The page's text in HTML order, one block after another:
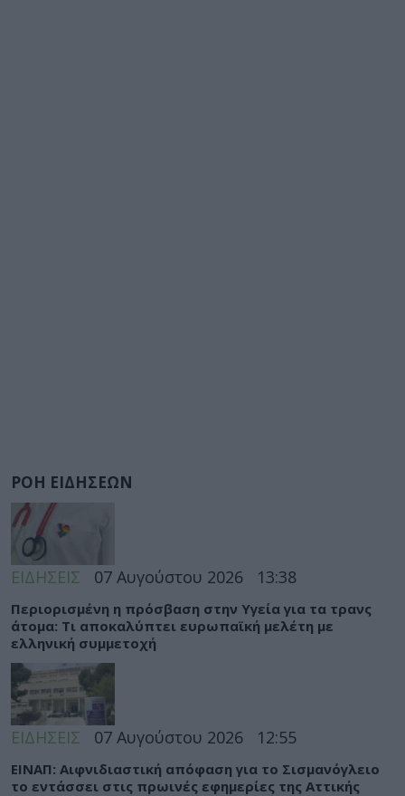
ΡΟΗ ΕΙΔΗΣΕΩΝ
ΕΙΔΗΣΕΙΣ 07 Αυγούστου 2026 13:38
Περιορισμένη η πρόσβαση στην Υγεία για τα τρανς
άτομα: Τι αποκαλύπτει ευρωπαϊκή μελέτη με
ελληνική συμμετοχή
ΕΙΔΗΣΕΙΣ 07 Αυγούστου 2026 12:55
ΕΙΝΑΠ: Αιφνιδιαστική απόφαση για το Σισμανόγλειο
το εντάσσει στις πρωινές εφημερίες της Αττικής